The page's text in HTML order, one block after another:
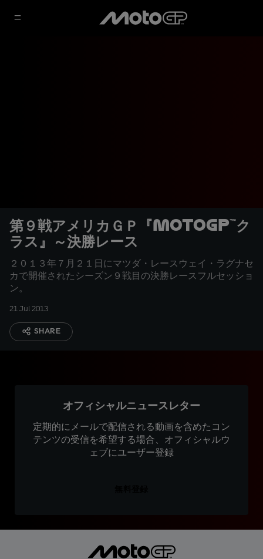
第９戦アメリカＧＰ『MotoGP™ク
ラス』～決勝レース
２０１３年７月２１日にマツダ・レースウェイ・ラグナセ
カで開催されたシーズン９戦目の決勝レースフルセッショ
ン。
21 Jul 2013
SHARE
オフィシャルニュースレター
定期的にメールで配信される動画を含めたコン
テンツの受信を希望する場合、オフィシャルウ
ェブにユーザー登録